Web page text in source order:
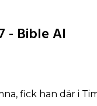
- Bible AI
fick han där i